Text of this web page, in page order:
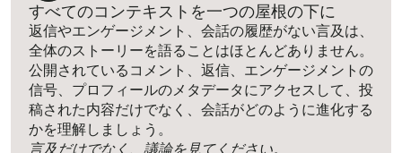
すべてのコンテキストを一つの屋根の下に
返信やエンゲージメント、会話の履歴がない言及は、
全体のストーリーを語ることはほとんどありません。
公開されているコメント、返信、エンゲージメントの
信号、プロフィールのメタデータにアクセスして、投
稿された内容だけでなく、会話がどのように進化する
かを理解しましょう。
言及だけでなく、議論を見てください。